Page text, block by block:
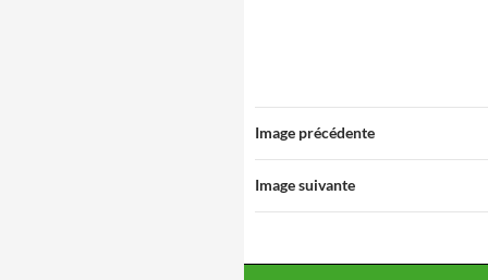
Image précédente
Image suivante